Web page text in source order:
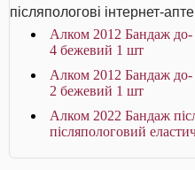
післяпологові інтернет-
Алком 2012 Бандаж до-
4 бежевий 1 шт
Алком 2012 Бандаж до-
2 бежевий 1 шт
Алком 2022 Бандаж
післяпологовий